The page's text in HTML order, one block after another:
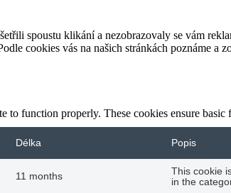
spoustu klikání a nezobrazovaly se vám
cookies vás na našich stránkách poznáme
to function properly. These cookies ensure
Délka Popis
11 months
This cookie
in the